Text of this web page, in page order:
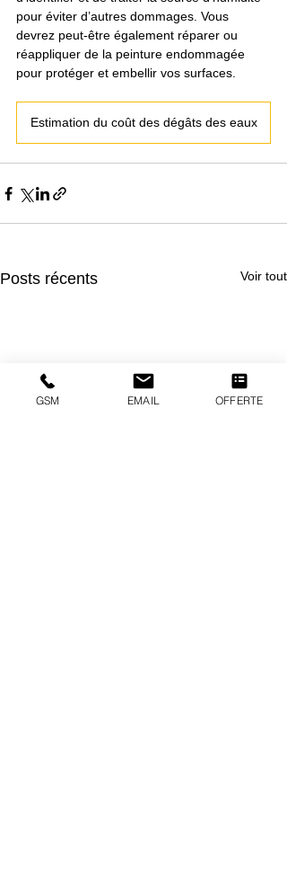
pour éviter d’autres dommages. Vous
devrez peut-être également réparer ou
réappliquer de la peinture endommagée
pour protéger et embellir vos surfaces.
Estimation du coût des dégâts des eaux
Posts récents Voir tout
GSM EMAIL OFFERTE